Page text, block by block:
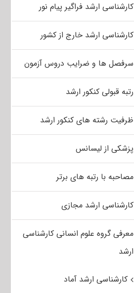
کارشناسی ارشد فراگیر پیام نور
کارشناسی ارشد خارج از کشور
سرفصل ها و ضرایب دروس آزمون
رتبه قبولی کنکور ارشد
ظرفیت رشته های کنکور ارشد
پزشکی از لیسانس
مصاحبه با رتبه های برتر
کارشناسی ارشد مجازی
معرفی گروه علوم انسانی کارشناسی
ارشد
کارشناسی ارشد آماد